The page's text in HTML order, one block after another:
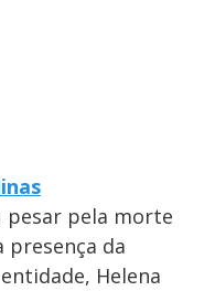
pesar pela morte
presença da
Helena